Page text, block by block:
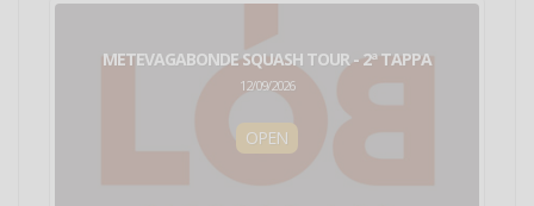
METEVAGABONDE SQUASH TOUR - 2ª TAPPA
12/09/2026
OPEN